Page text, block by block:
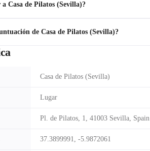
a Casa de Pilatos (Sevilla)?
de Casa de Pilatos (Sevilla)?
Casa de Pilatos (Sevilla)
Lugar
Pl. de Pilatos, 1, 41003 Sevilla, Spain
37.3899991, -5.9872061